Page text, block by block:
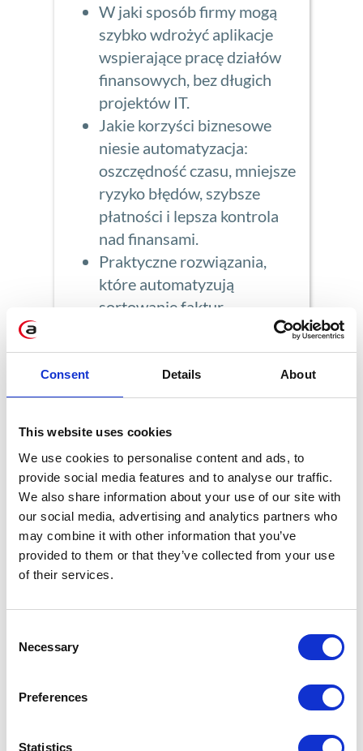
Consent Details About
This website uses cookies
We use cookies to personalise content and ads, to
provide social media features and to analyse our traffic.
We also share information about your use of our site with
our social media, advertising and analytics partners who
may combine it with other information that you’ve
provided to them or that they’ve collected from your use
of their services.
Selection
Necessary
Preferences
Statistics
W jaki sposób firmy mogą
szybko wdrożyć aplikacje
wspierające pracę działów
finansowych, bez długich
projektów IT.
Jakie korzyści biznesowe
niesie automatyzacja:
oszczędność czasu, mniejsze
ryzyko błędów, szybsze
płatności i lepsza kontrola
nad finansami.
Praktyczne rozwiązania,
które automatyzują
sortowanie faktur,
zapewniają przejrzystość
procesów.
Webinar poprowadzili
obszaru SAP FI w Apollogic, od